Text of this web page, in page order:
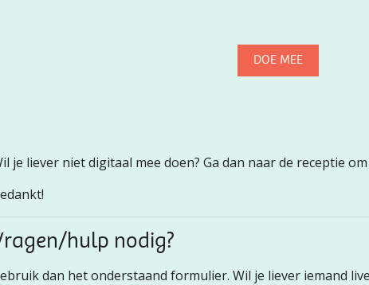
DOE MEE
je liever niet digitaal mee doen? Ga dan naar de receptie
hulp nodig?
dan het onderstaand formulier. Wil je liever iemand